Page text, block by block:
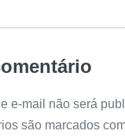
e-mail não será
são marcados